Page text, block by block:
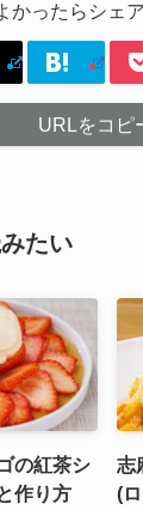
かったらシェ
URLをコピ
たい
の紅茶シ
作り方
志
(